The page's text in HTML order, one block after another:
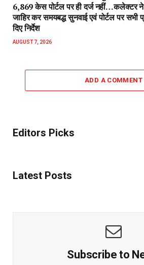
6,869 केस पोर्टल पर ही दर्ज नहीं…कलेक्टर ने
जाहिर कर समयबद्ध सुनवाई एवं पोर्टल पर
दिए निर्देश
AUGUST 7, 2026
ADD A COMMENT
Editors Picks
Latest Posts
Subscribe to